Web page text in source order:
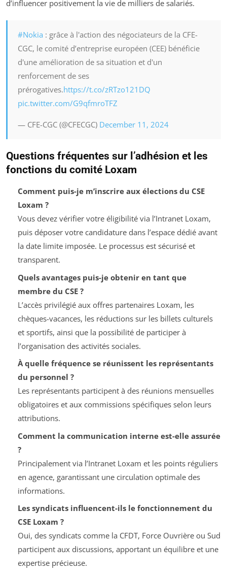
d’influencer positivement la vie de milliers de salariés.
#Nokia : grâce à l'action des négociateurs de la CFE-
CGC, le comité d’entreprise européen (CEE) bénéficie
d'une amélioration de sa situation et d'un
renforcement de ses
prérogatives.https://t.co/zRTzo121DQ
pic.twitter.com/G9qfmroTFZ
— CFE-CGC (@CFECGC) December 11, 2024
Questions fréquentes sur l’adhésion et les
fonctions du comité Loxam
Comment puis-je m’inscrire aux élections du CSE
Loxam ?
Vous devez vérifier votre éligibilité via l’Intranet Loxam,
puis déposer votre candidature dans l’espace dédié avant
la date limite imposée. Le processus est sécurisé et
transparent.
Quels avantages puis-je obtenir en tant que
membre du CSE ?
L’accès privilégié aux offres partenaires Loxam, les
chèques-vacances, les réductions sur les billets culturels
et sportifs, ainsi que la possibilité de participer à
l’organisation des activités sociales.
À quelle fréquence se réunissent les représentants
du personnel ?
Les représentants participent à des réunions mensuelles
obligatoires et aux commissions spécifiques selon leurs
attributions.
Comment la communication interne est-elle assurée
?
Principalement via l’Intranet Loxam et les points réguliers
en agence, garantissant une circulation optimale des
informations.
Les syndicats influencent-ils le fonctionnement du
CSE Loxam ?
Oui, des syndicats comme la CFDT, Force Ouvrière ou Sud
participent aux discussions, apportant un équilibre et une
expertise précieuse.